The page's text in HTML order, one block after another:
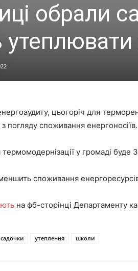
обрали
цьогоріч для
з погляду споживання енергоносіїв.
у громаді
споживання
на фб-сторінці Департаменту
садочки утеплення школи